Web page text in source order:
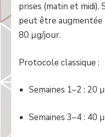
prises (matin et midi).
peut être augmentée
80 µg/jour.
Protocole classique :
Semaines 1–2 : 20
Semaines 3–4 : 40